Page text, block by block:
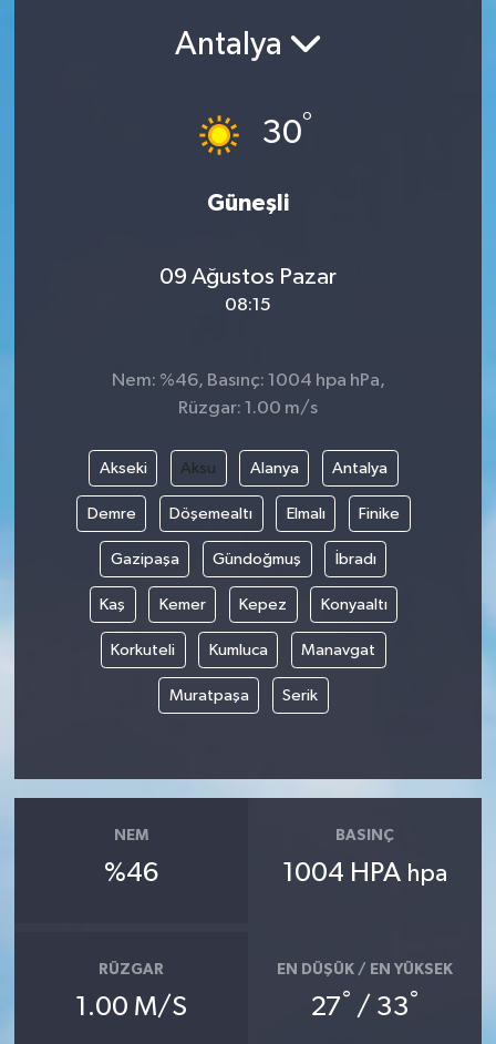
Antalya
30°
Güneşli
09 Ağustos Pazar
08:15
Nem: %46, Basınç: 1004 hpa hPa,
Rüzgar: 1.00 m/s
Akseki Aksu Alanya Antalya
Demre Döşemealtı Elmalı Finike
Gazipaşa Gündoğmuş İbradı
Kaş Kemer Kepez Konyaaltı
Korkuteli Kumluca Manavgat
Muratpaşa Serik
NEM
%46
BASINÇ
1004 HPA hpa
RÜZGAR
1.00 M/S
EN DÜŞÜK / EN YÜKSEK
27° / 33°